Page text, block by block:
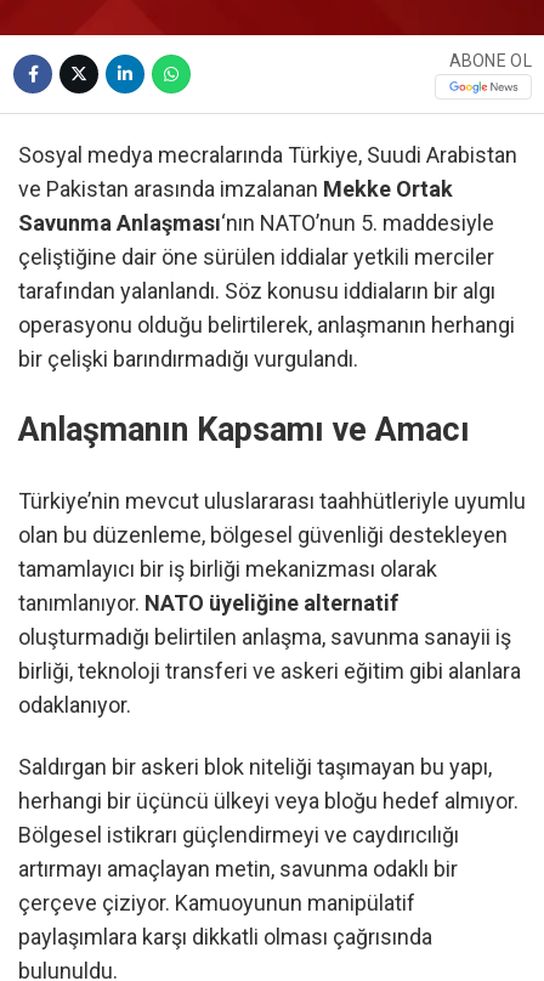
ABONE OL
Sosyal medya mecralarında Türkiye, Suudi Arabistan
ve Pakistan arasında imzalanan Mekke Ortak
Savunma Anlaşması‘nın NATO’nun 5. maddesiyle
çeliştiğine dair öne sürülen iddialar yetkili merciler
tarafından yalanlandı. Söz konusu iddiaların bir algı
operasyonu olduğu belirtilerek, anlaşmanın herhangi
bir çelişki barındırmadığı vurgulandı.
Anlaşmanın Kapsamı ve Amacı
Türkiye’nin mevcut uluslararası taahhütleriyle uyumlu
olan bu düzenleme, bölgesel güvenliği destekleyen
tamamlayıcı bir iş birliği mekanizması olarak
tanımlanıyor. NATO üyeliğine alternatif
oluşturmadığı belirtilen anlaşma, savunma sanayii iş
birliği, teknoloji transferi ve askeri eğitim gibi alanlara
odaklanıyor.
Saldırgan bir askeri blok niteliği taşımayan bu yapı,
herhangi bir üçüncü ülkeyi veya bloğu hedef almıyor.
Bölgesel istikrarı güçlendirmeyi ve caydırıcılığı
artırmayı amaçlayan metin, savunma odaklı bir
çerçeve çiziyor. Kamuoyunun manipülatif
paylaşımlara karşı dikkatli olması çağrısında
bulunuldu.